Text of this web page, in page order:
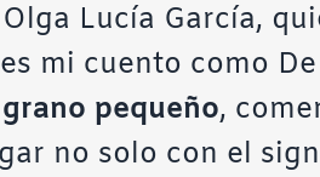
Olga Lucía García,
mi cuento como
pequeño,
no solo con el